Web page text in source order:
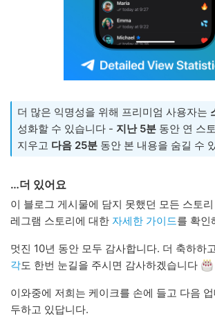
더 많은 익명성을 위해 프리미엄 사용자는
성화할 수 있습니다 - 지난 5분 동안 연 스
지우고 다음 25분 동안 본 내용을 숨길 수
…더 있어요
이 블로그 게시물에 담지 못했던 모든 스토
레그램 스토리에 대한 자세한 가이드를 확인
멋진 10년 동안 모두 감사합니다. 더 축하하
각도 한번 눈길을 주시면 감사하겠습니다
이와중에 저희는 케이크를 손에 들고 다음
두하고 있답니다.